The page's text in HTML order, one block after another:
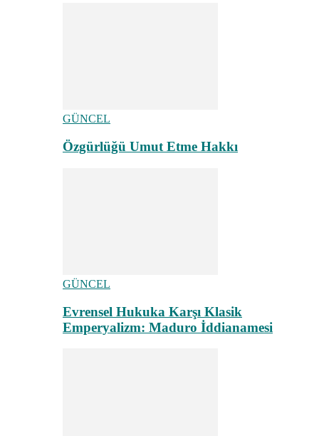
GÜNCEL
Özgürlüğü Umut Etme Hakkı
GÜNCEL
Evrensel Hukuka Karşı Klasik
Emperyalizm: Maduro İddianamesi